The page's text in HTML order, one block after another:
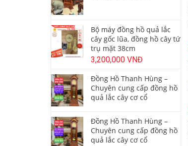
Bộ máy đồng hồ quả lắc
cây gốc lũa, đồng hồ cây tứ
trụ mặt 38cm
3,200,000 VNĐ
Đồng Hồ Thanh Hùng –
Chuyên cung cấp đồng hồ
quả lắc cây cơ cổ
Đồng Hồ Thanh Hùng –
Chuyên cung cấp đồng hồ
quả lắc cây cơ cổ